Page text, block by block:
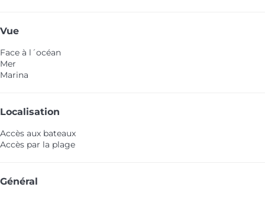
Vue
Face à l´océan
Mer
Marina
Localisation
Accès aux bateaux
Accès par la plage
Général